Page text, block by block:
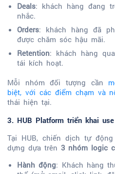
Deals: khách hàng đang
nhắc.
Orders: khách hàng đã
được chăm sóc hậu mãi.
Retention: khách hàng
tái kích hoạt.
Mỗi nhóm đối tượng cần
biệt, với các điểm chạm và
thái hiện tại.
3. HUB Platform triển khai
Tại HUB, chiến dịch tự
dựng dựa trên 3 nhóm logic
Hành động: Khách hàng